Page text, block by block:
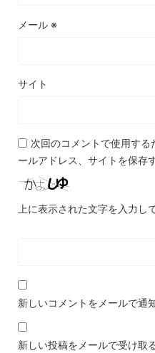
メール ※
サイト
次回のコメントで使用す
ールアドレス、サイトを保存す
上に表示された文字を入力し
新しいコメントをメールで通
新しい投稿をメールで受け取